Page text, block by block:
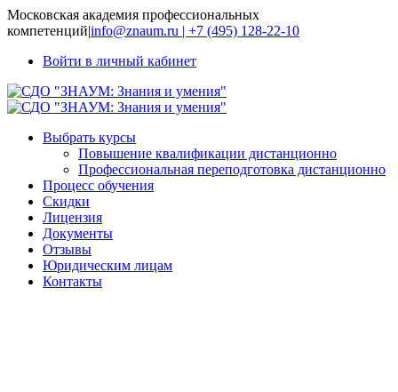
Московская академия профессиональных
компетенций|info@znaum.ru | +7 (495) 128-22-10
Войти в личный кабинет
Выбрать курсы
Повышение квалификации дистанционно
Профессиональная переподготовка дистанционно
Процесс обучения
Скидки
Лицензия
Документы
Отзывы
Юридическим лицам
Контакты